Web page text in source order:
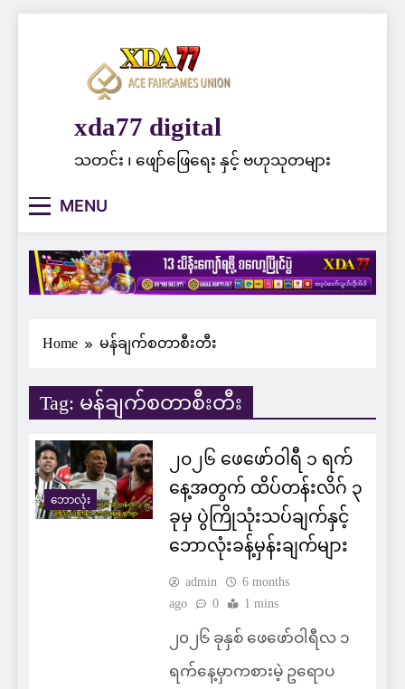
xda77 digital
သတင်း ၊ ဖျော်ဖြေရေး နှင့် ဗဟုသုတများ
MENU
Home မန်ချက်စတာစီးတီး
Tag: မန်ချက်စတာစီးတီး
ဘောလုံး
၂၀၂၆ ဖေဖော်ဝါရီ ၁ ရက်
နေ့အတွက် ထိပ်တန်းလိဂ် ၃
ခုမှ ပွဲကြိုသုံးသပ်ချက်နှင့်
ဘောလုံးခန့်မှန်းချက်များ
admin
6 months
ago
0 1 mins
၂၀၂၆ ခုနှစ် ဖေဖော်ဝါရီလ ၁
ရက်နေ့မှာကစားမဲ့ ဥရောပ